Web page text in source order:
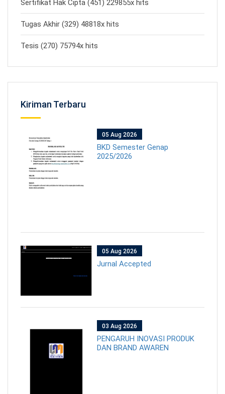
Sertifikat Hak Cipta (451) 229855x hits
Tugas Akhir (329) 48818x hits
Tesis (270) 75794x hits
Kiriman Terbaru
05 Aug 2026
BKD Semester Genap
2025/2026
05 Aug 2026
Jurnal Accepted
03 Aug 2026
PENGARUH INOVASI PRODUK
DAN BRAND AWAREN